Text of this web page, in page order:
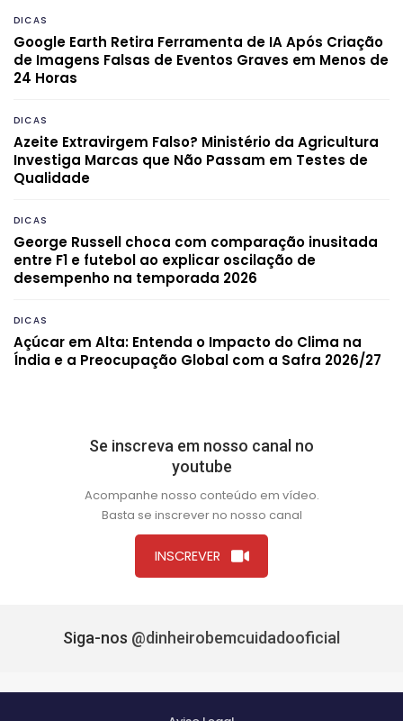
DICAS
Google Earth Retira Ferramenta de IA Após Criação
de Imagens Falsas de Eventos Graves em Menos de
24 Horas
DICAS
Azeite Extravirgem Falso? Ministério da Agricultura
Investiga Marcas que Não Passam em Testes de
Qualidade
DICAS
George Russell choca com comparação inusitada
entre F1 e futebol ao explicar oscilação de
desempenho na temporada 2026
DICAS
Açúcar em Alta: Entenda o Impacto do Clima na
Índia e a Preocupação Global com a Safra 2026/27
Se inscreva em nosso canal no
youtube
Acompanhe nosso conteúdo em vídeo.
Basta se inscrever no nosso canal
INSCREVER
Siga-nos @dinheirobemcuidadooficial